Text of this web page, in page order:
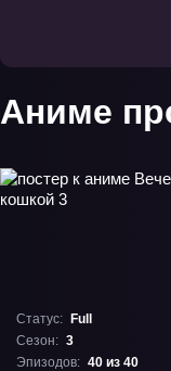
Аниме
Статус:
Full
Сезон: 3
Эпизодов: 40 из 40